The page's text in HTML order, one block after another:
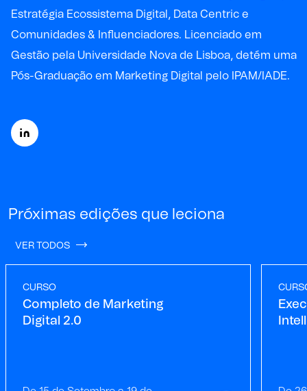
Estratégia Ecossistema Digital, Data Centric e
Comunidades & Influenciadores. Licenciado em
Gestão pela Universidade Nova de Lisboa, detém uma
Pós-Graduação em Marketing Digital pelo IPAM/IADE.
Próximas edições que leciona
VER TODOS
CURSO
Completo de Marketing
Digital 2.0